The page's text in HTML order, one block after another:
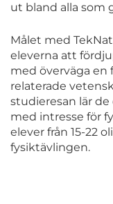
ut bland alla som
Målet med
eleverna att
med överväga en
relaterade
studieresan lär
med intresse för
elever från 15-22
fysiktävlingen.